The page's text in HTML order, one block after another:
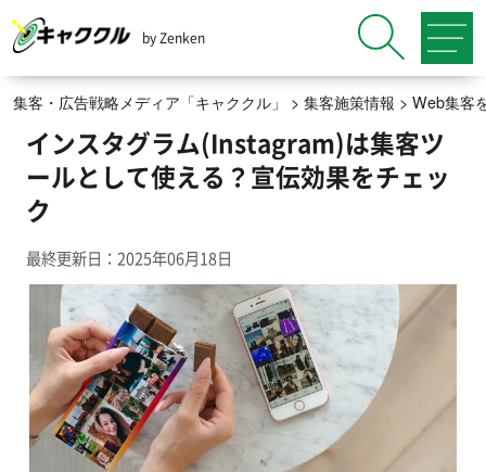
by Zenken
集客・広告戦略メディア「キャククル」 > 集客施策情報 > Web集客
インスタグラム(Instagram)は集客ツ
ールとして使える？宣伝効果をチェッ
ク
最終更新日：2025年06月18日